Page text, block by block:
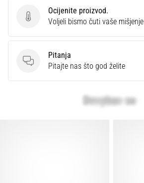
Ocijenite proizvod.
Ocijenite proizvod.
Voljeli bismo čuti vaše mišjenje
Pitanja
Pitanja
Pitajte nas što god želite